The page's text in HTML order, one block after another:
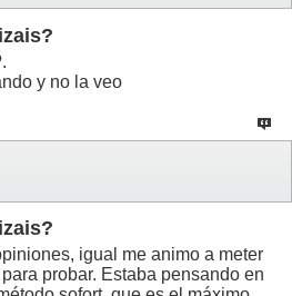
y no la veo
igual me animo a meter
probar. Estaba pensando en